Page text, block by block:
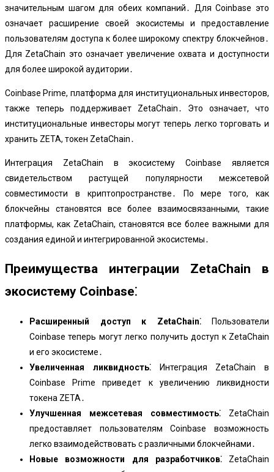
значительным шагом для обеих компаний․ Для Coinbase это
означает расширение своей экосистемы и предоставление
пользователям доступа к более широкому спектру блокчейнов․
Для ZetaChain это означает увеличение охвата и доступности
для более широкой аудитории․
Coinbase Prime, платформа для институциональных инвесторов,
также теперь поддерживает ZetaChain․ Это означает, что
институциональные инвесторы могут теперь легко торговать и
хранить ZETA, токен ZetaChain․
Интеграция ZetaChain в экосистему Coinbase является
свидетельством растущей популярности межсетевой
совместимости в криптопространстве․ По мере того, как
блокчейны становятся все более взаимосвязанными, такие
платформы, как ZetaChain, становятся все более важными для
создания единой и интегрированной экосистемы․
Преимущества интеграции ZetaChain в
экосистему Coinbase⁚
Расширенный доступ к ZetaChain⁚Пользователи
Coinbase теперь могут легко получить доступ к ZetaChain
и его экосистеме․
Увеличенная ликвидность⁚Интеграция ZetaChain в
Coinbase Prime приведет к увеличению ликвидности
токена ZETA․
Улучшенная межсетевая совместимость⁚ ZetaChain
предоставляет пользователям Coinbase возможность
легко взаимодействовать с различными блокчейнами․
Новые возможности для разработчиков⁚ZetaChain